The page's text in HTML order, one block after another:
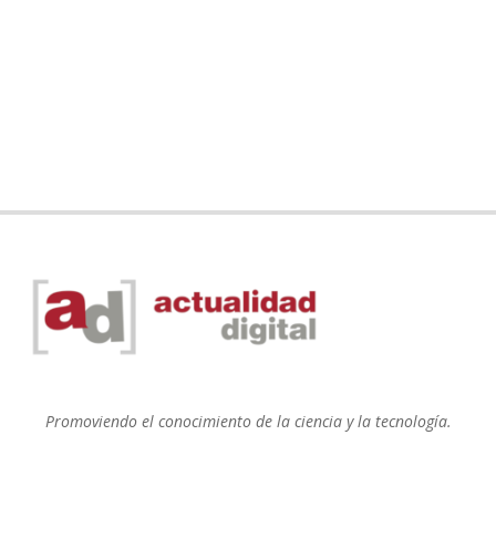
Promoviendo el conocimiento de la ciencia y la tecnología.